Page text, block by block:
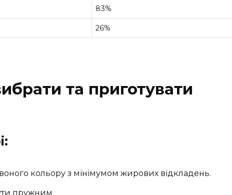
83%
26%
та приготувати
кольору з мінімумом жирових відкладень.
пружним.